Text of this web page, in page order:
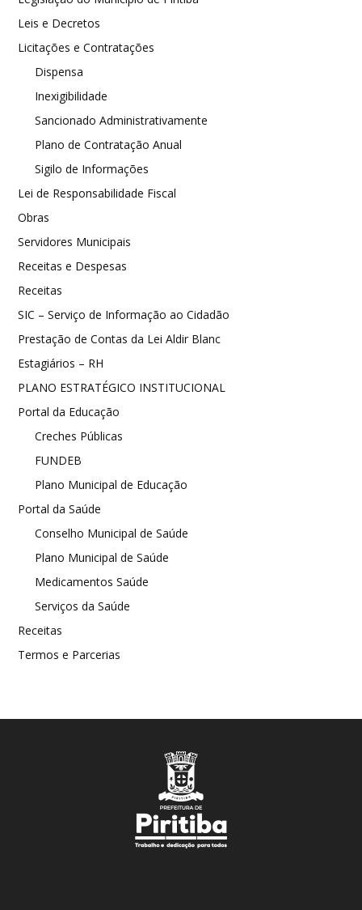
Leis e Decretos
Licitações e Contratações
Dispensa
Inexigibilidade
Sancionado Administrativamente
Plano de Contratação Anual
Sigilo de Informações
Lei de Responsabilidade Fiscal
Obras
Servidores Municipais
Receitas e Despesas
Receitas
SIC – Serviço de Informação ao Cidadão
Prestação de Contas da Lei Aldir Blanc
Estagiários – RH
PLANO ESTRATÉGICO INSTITUCIONAL
Portal da Educação
Creches Públicas
FUNDEB
Plano Municipal de Educação
Portal da Saúde
Conselho Municipal de Saúde
Plano Municipal de Saúde
Medicamentos Saúde
Serviços da Saúde
Receitas
Termos e Parcerias